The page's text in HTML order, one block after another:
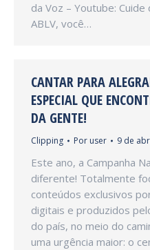
da Voz – Youtube:
ABLV, você…
CANTAR PARA
ESPECIAL QUE
DA GENTE!
Clipping Por user 9 de
Este ano, a Campanha
diferente! Totalmente
conteúdos exclusivos
digitais e produzidos
do país, no meio do
uma urgência maior: o